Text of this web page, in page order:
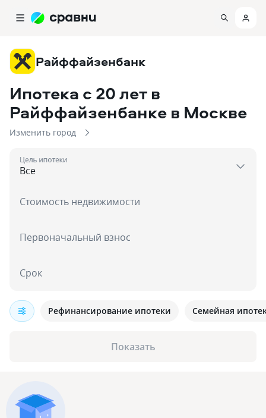
Райффайзенбанк
Ипотека с 20 лет в
Райффайзенбанке в Москве
Изменить город
Цель ипотеки
Стоимость недвижимости
Первоначальный взнос
Срок
Показать
Рефинансирование ипотеки Семейная